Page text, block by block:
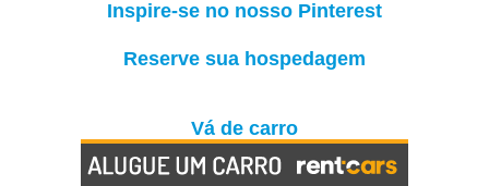
Inspire-se no nosso Pinterest
Reserve sua hospedagem
Vá de carro